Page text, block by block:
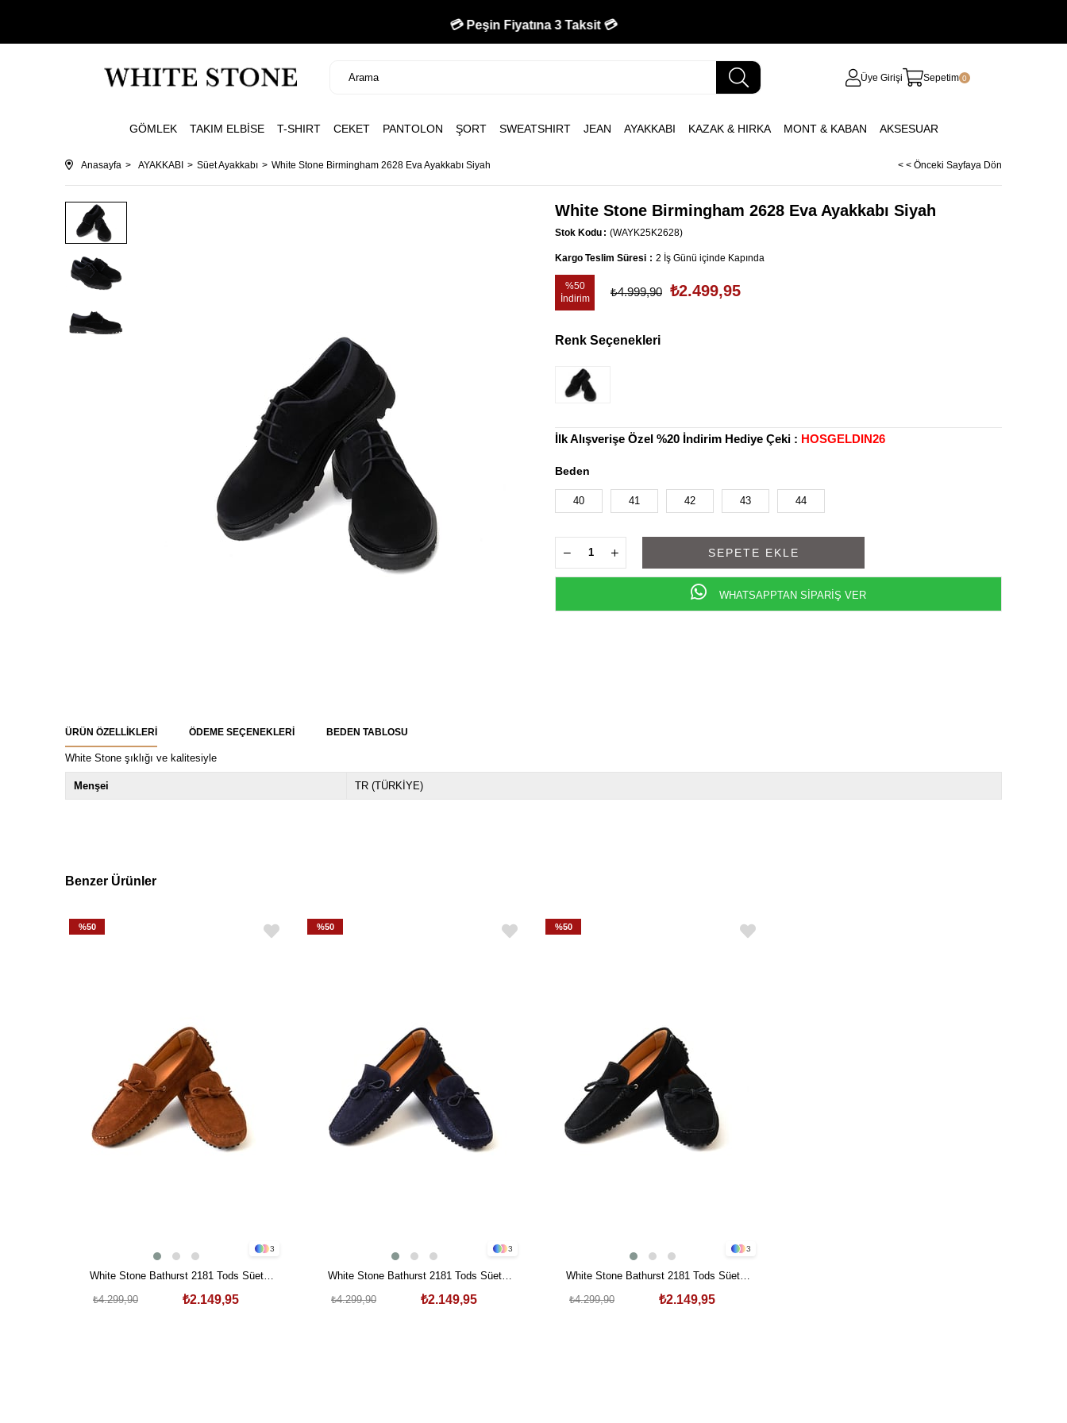
💳 Peşin Fiyatına 3 Taksit 💳
Üye Girişi Sepetim 0
GÖMLEK TAKIM ELBİSE T-SHIRT CEKET PANTOLON ŞORT SWEATSHIRT JEAN AYAKKABI KAZAK & HIRKA MONT & KABAN AKSESUAR
Anasayfa AYAKKABI Süet Ayakkabı White Stone Birmingham 2628 Eva Ayakkabı Siyah < < Önceki Sayfaya Dön
White Stone Birmingham 2628 Eva Ayakkabı Siyah
Stok Kodu (WAYK25K2628)
Kargo Teslim Süresi : 2 İş Günü içinde Kapında
%50
İndirim
₺4.999,90 ₺2.499,95
Renk Seçenekleri
İlk Alışverişe Özel %20 İndirim Hediye Çeki : HOSGELDIN26
Beden
40 41 42 43 44
WHATSAPPTAN SİPARİŞ VER
ÜRÜN ÖZELLIKLERI ÖDEME SEÇENEKLERI BEDEN TABLOSU
White Stone şıklığı ve kalitesiyle
Menşei TR (TÜRKİYE)
Benzer Ürünler
3
%50
White Stone Bathurst 2181 Tods Süet
Ayakkabı Tarçın
₺2.149,95
₺4.299,90
3
%50
White Stone Bathurst 2181 Tods Süet
Ayakkabı Laci
₺2.149,95
₺4.299,90
3
%50
White Stone Bathurst 2181 Tods Süet
Ayakkabı Siyah
₺2.149,95
₺4.299,90